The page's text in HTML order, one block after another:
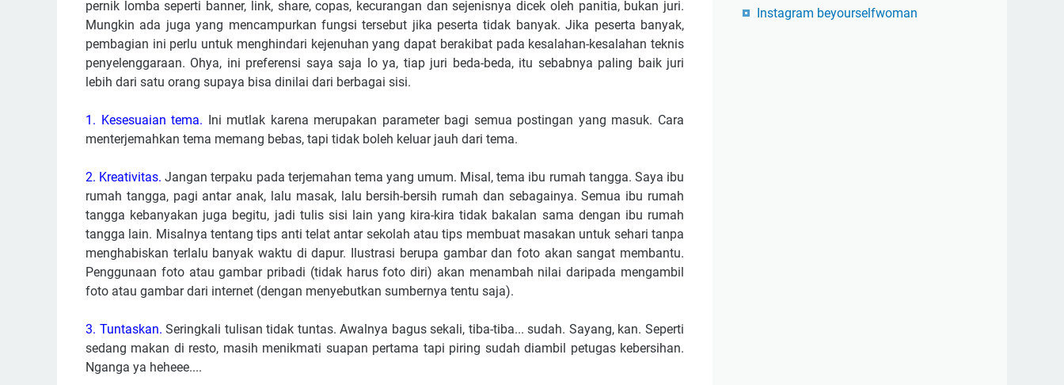
pernik lomba seperti banner, link, share, copas, kecurangan dan sejenisnya dicek oleh panitia, bukan juri.
Mungkin ada juga yang mencampurkan fungsi tersebut jika peserta tidak banyak. Jika peserta banyak,
pembagian ini perlu untuk menghindari kejenuhan yang dapat berakibat pada kesalahan-kesalahan teknis
penyelenggaraan. Ohya, ini preferensi saya saja lo ya, tiap juri beda-beda, itu sebabnya paling baik juri
lebih dari satu orang supaya bisa dinilai dari berbagai sisi.
1. Kesesuaian tema. Ini mutlak karena merupakan parameter bagi semua postingan yang masuk. Cara
menterjemahkan tema memang bebas, tapi tidak boleh keluar jauh dari tema.
2. Kreativitas. Jangan terpaku pada terjemahan tema yang umum. Misal, tema ibu rumah tangga. Saya ibu
rumah tangga, pagi antar anak, lalu masak, lalu bersih-bersih rumah dan sebagainya. Semua ibu rumah
tangga kebanyakan juga begitu, jadi tulis sisi lain yang kira-kira tidak bakalan sama dengan ibu rumah
tangga lain. Misalnya tentang tips anti telat antar sekolah atau tips membuat masakan untuk sehari tanpa
menghabiskan terlalu banyak waktu di dapur. Ilustrasi berupa gambar dan foto akan sangat membantu.
Penggunaan foto atau gambar pribadi (tidak harus foto diri) akan menambah nilai daripada mengambil
foto atau gambar dari internet (dengan menyebutkan sumbernya tentu saja).
3. Tuntaskan. Seringkali tulisan tidak tuntas. Awalnya bagus sekali, tiba-tiba... sudah. Sayang, kan. Seperti
sedang makan di resto, masih menikmati suapan pertama tapi piring sudah diambil petugas kebersihan.
Nganga ya heheee....
Instagram beyourselfwoman